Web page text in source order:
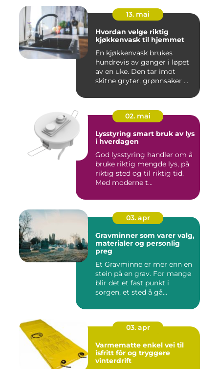
13. mai
Hvordan velge riktig
kjøkkenvask til hjemmet
En kjøkkenvask brukes
hundrevis av ganger i løpet
av en uke. Den tar imot
skitne gryter, grønnsaker ...
02. mai
Lysstyring smart bruk av lys
i hverdagen
God lysstyring handler om å
bruke riktig mengde lys, på
riktig sted og til riktig tid.
Med moderne t...
03. apr
Gravminner som varer valg,
materialer og personlig
preg
Et Gravminne er mer enn en
stein på en grav. For mange
blir det et fast punkt i
sorgen, et sted å gå...
03. apr
Varmematte enkel vei til
isfritt fôr og tryggere
vinterdrift